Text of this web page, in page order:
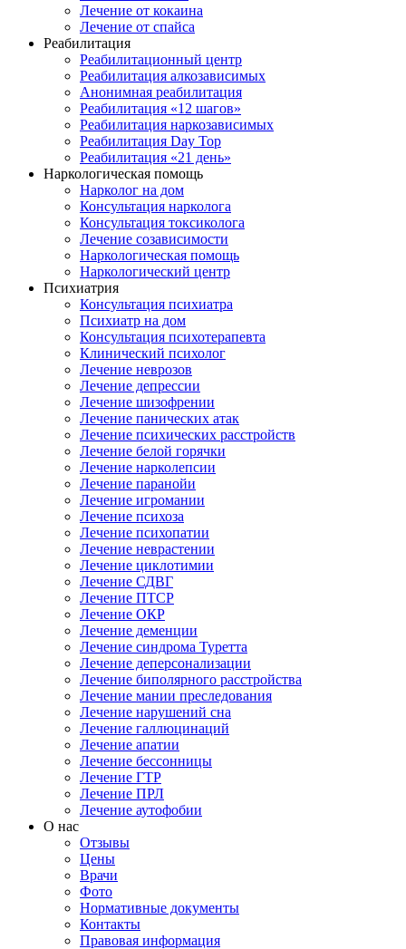
Лечение от кокаина
Лечение от спайса
Реабилитация
Реабилитационный центр
Реабилитация алкозависимых
Анонимная реабилитация
Реабилитация «12 шагов»
Реабилитация наркозависимых
Реабилитация Day Top
Реабилитация «21 день»
Наркологическая помощь
Нарколог на дом
Консультация нарколога
Консультация токсиколога
Лечение созависимости
Наркологическая помощь
Наркологический центр
Психиатрия
Консультация психиатра
Психиатр на дом
Консультация психотерапевта
Клинический психолог
Лечение неврозов
Лечение депрессии
Лечение шизофрении
Лечение панических атак
Лечение психических расстройств
Лечение белой горячки
Лечение нарколепсии
Лечение паранойи
Лечение игромании
Лечение психоза
Лечение психопатии
Лечение неврастении
Лечение циклотимии
Лечение СДВГ
Лечение ПТСР
Лечение ОКР
Лечение деменции
Лечение синдрома Туретта
Лечение деперсонализации
Лечение биполярного расстройства
Лечение мании преследования
Лечение нарушений сна
Лечение галлюцинаций
Лечение апатии
Лечение бессонницы
Лечение ГТР
Лечение ПРЛ
Лечение аутофобии
О нас
Отзывы
Цены
Врачи
Фото
Нормативные документы
Контакты
Правовая информация